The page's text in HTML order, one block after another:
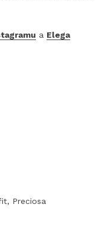
a Elega
, Preciosa